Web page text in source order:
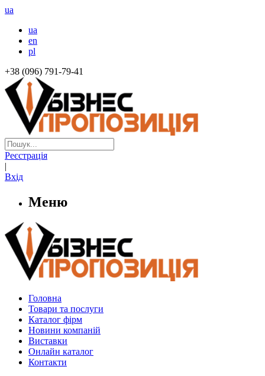
ua
ua
en
pl
+38 (096) 791-79-41
Реєстрація
|
Вхід
Меню
Головна
Товари та послуги
Каталог фірм
Новини компаній
Виставки
Онлайн каталог
Контакти